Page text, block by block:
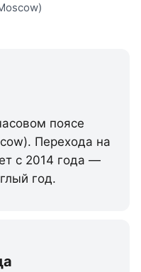
поясе
Перехода на
с 2014 года —
год.